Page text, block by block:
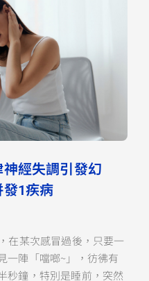
經失調引發幻
1疾病
在某次感冒過後，只要一
一陣「噹啷~」，彷彿有
秒鐘，特別是睡前，突然